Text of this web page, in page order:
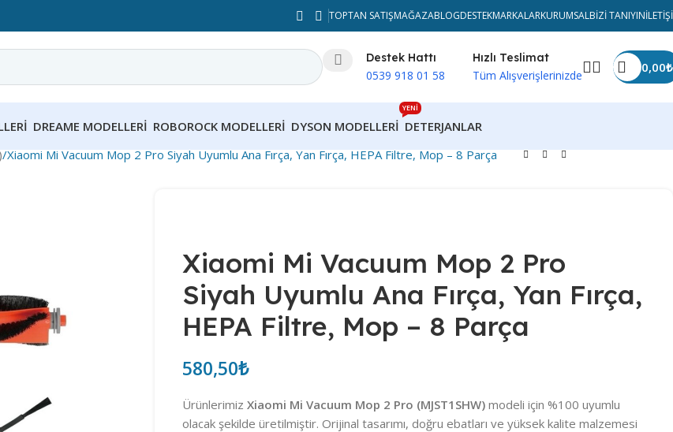
TOPTAN SATIŞMAĞAZABLOGDESTEKMARKALARKURUMSALBIZI TANIYIN
Destek Hattı
0539 918 01 58
Hızlı Teslimat
Tüm Alışverişlerinizde
0,00₺
DREAME MODELLERI ROBOROCK MODELLERI DYSON MODELLERI DETERJANLAR
YENİ
Xiaomi Mi Vacuum Mop 2 Pro Siyah Uyumlu Ana Fırça, Yan Fırça, HEPA Filtre, Mop – 8 Parça
Xiaomi Mi Vacuum Mop 2 Pro
Siyah Uyumlu Ana Fırça, Yan Fırça,
HEPA Filtre, Mop – 8 Parça
580,50₺
Ürünlerimiz Xiaomi Mi Vacuum Mop 2 Pro (MJST1SHW) modeli için %100 uyumlu
olacak şekilde üretilmiştir. Orijinal tasarımı, doğru ebatları ve yüksek kalite malzemesi